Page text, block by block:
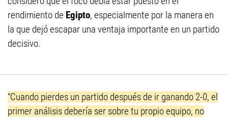
rendimiento de Egipto, especialmente por la manera en
la que dejó escapar una ventaja importante en un partido
decisivo.
“Cuando pierdes un partido después de ir ganando 2-0, el
primer análisis debería ser sobre tu propio equipo, no